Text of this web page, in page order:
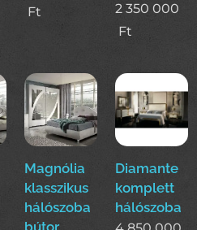
Ft
2 350 000
Ft
Magnólia
klasszikus
hálószoba
Diamante
komplett
hálószoba